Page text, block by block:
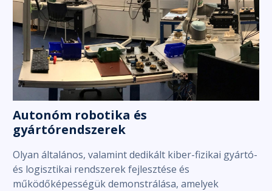
Autonóm robotika és
gyártórendszerek
Olyan általános, valamint dedikált kiber-fizikai gyártó-
és logisztikai rendszerek fejlesztése és
működőképességük demonstrálása, amelyek